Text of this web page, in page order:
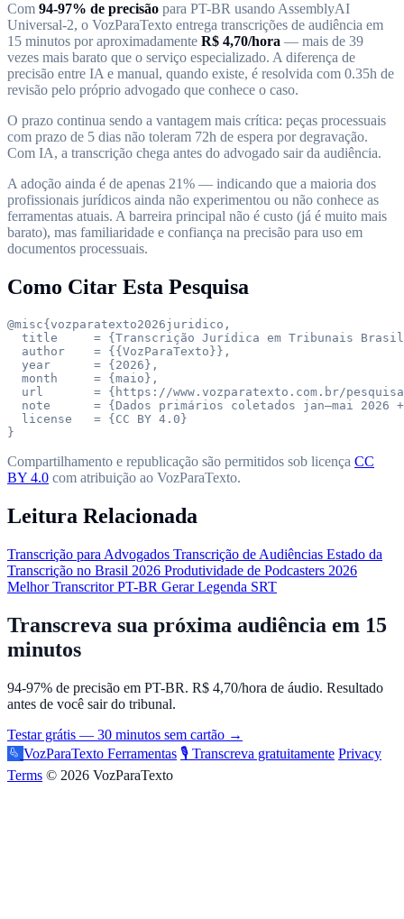
Com 94-97% de precisão para PT-BR usando AssemblyAI
Universal-2, o VozParaTexto entrega transcrições de audiência em
15 minutos por aproximadamente R$ 4,70/hora — mais de 39
vezes mais barato que o serviço especializado. A diferença de
precisão entre IA e manual, quando existe, é resolvida com 0.35h de
revisão pelo próprio advogado que conhece o caso.
O prazo continua sendo a vantagem mais crítica: peças processuais
com prazo de 5 dias não toleram 72h de espera por degravação.
Com IA, a transcrição chega antes do advogado sair da audiência.
A adoção ainda é de apenas 21% — indicando que a maioria dos
profissionais jurídicos ainda não experimentou ou não conhece as
ferramentas atuais. A barreira principal não é custo (já é muito mais
barato), mas familiaridade e confiança na precisão para uso em
documentos processuais.
Como Citar Esta Pesquisa
@misc{vozparatexto2026juridico,
title     = {Transcrição Jurídica em Tribunais
  author    = {{VozParaTexto}},
  year      = {2026},
  month     = {maio},
url       = {https://www.vozparatexto.com.br/
note      = {Dados primários coletados jan–mai 2026
  license   = {CC BY 4.0}
}
Compartilhamento e republicação são permitidos sob licença CC
BY 4.0 com atribuição ao VozParaTexto.
Leitura Relacionada
Transcrição para Advogados Transcrição de Audiências Estado da
Transcrição no Brasil 2026 Produtividade de Podcasters 2026
Melhor Transcritor PT-BR Gerar Legenda SRT
Transcreva sua próxima audiência em 15
minutos
94-97% de precisão em PT-BR. R$ 4,70/hora de áudio. Resultado
antes de você sair do tribunal.
Testar grátis — 30 minutos sem cartão →
VozParaTexto Ferramentas 🎙️ Transcreva gratuitamente Privacy
Terms © 2026 VozParaTexto